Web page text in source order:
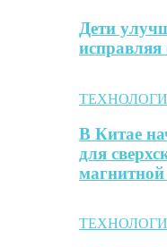
Дети
В Китае
для